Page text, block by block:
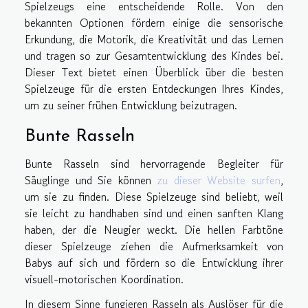
Spielzeugs eine entscheidende Rolle. Von den
bekannten Optionen fördern einige die sensorische
Erkundung, die Motorik, die Kreativität und das Lernen
und tragen so zur Gesamtentwicklung des Kindes bei.
Dieser Text bietet einen Überblick über die besten
Spielzeuge für die ersten Entdeckungen Ihres Kindes,
um zu seiner frühen Entwicklung beizutragen.
Bunte Rasseln
Bunte Rasseln sind hervorragende Begleiter für
Säuglinge und Sie können zu dieser Website surfen,
um sie zu finden. Diese Spielzeuge sind beliebt, weil
sie leicht zu handhaben sind und einen sanften Klang
haben, der die Neugier weckt. Die hellen Farbtöne
dieser Spielzeuge ziehen die Aufmerksamkeit von
Babys auf sich und fördern so die Entwicklung ihrer
visuell-motorischen Koordination.
In diesem Sinne fungieren Rasseln als Auslöser für die